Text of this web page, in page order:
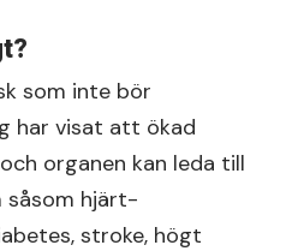
som inte bör
har visat att ökad
organen kan leda till
såsom hjärt-
stroke, högt